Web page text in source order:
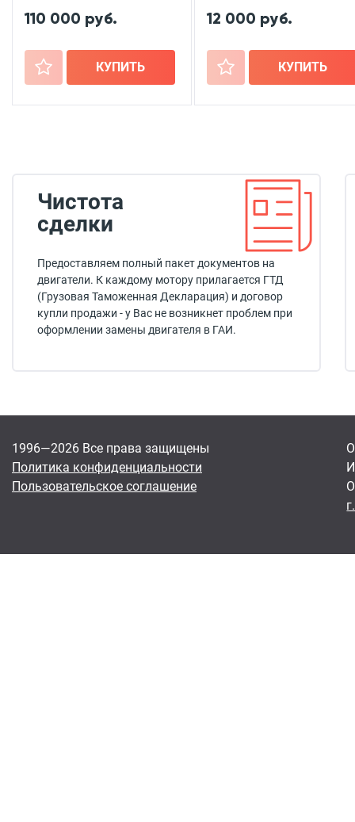
110 000 руб.
+ КУПИТЬ
12 000 руб.
+ КУПИТЬ
Чистота
сделки
Предоставляем полный пакет документов на
двигатели. К каждому мотору прилагается ГТД
(Грузовая Таможенная Декларация) и договор
купли продажи - у Вас не возникнет проблем при
оформлении замены двигателя в ГАИ.
1996—2026 Все права защищены
Политика конфиденциальности
Пользовательское соглашение